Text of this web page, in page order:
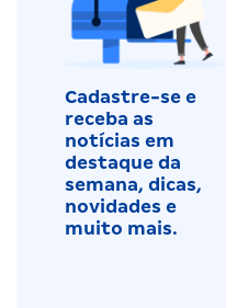
Cadastre-se e
receba as
notícias em
destaque da
semana, dicas,
novidades e
muito mais.